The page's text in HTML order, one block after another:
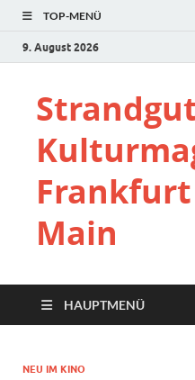
TOP-MENÜ
9. August 2026
Main
HAUPTMENÜ
NEU IM KINO